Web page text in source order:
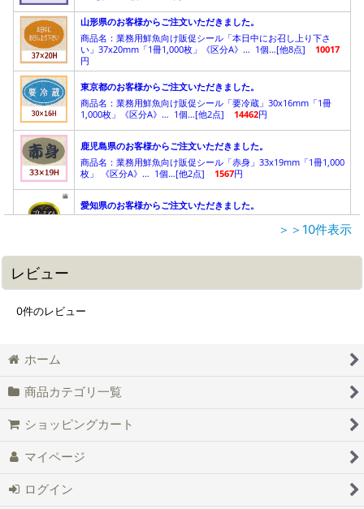
＞＞10件表示
レビュー
0件のレビュー
ホーム
商品カテゴリ一覧
ショッピングカート
マイページ
ログイン